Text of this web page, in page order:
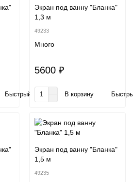
Быстрый заказ
Экран под ванну "Бланка"
1,3 м
49233
Много
5600 ₽
В корзину
Экран под ванну "Бланка"
1,5 м
49235